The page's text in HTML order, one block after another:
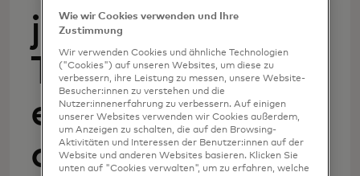
jeder Größe,
Transaktionen
effizienter
durchzuführen
Wie wir Cookies verwenden und Ihre
Zustimmung
Wir verwenden Cookies und ähnliche Technologien
("Cookies") auf unseren Websites, um diese zu
verbessern, ihre Leistung zu messen, unsere Website-
Besucher:innen zu verstehen und die
Nutzer:innenerfahrung zu verbessern. Auf einigen
unserer Websites verwenden wir Cookies außerdem,
um Anzeigen zu schalten, die auf den Browsing-
Aktivitäten und Interessen der Benutzer:innen auf der
Website und anderen Websites basieren. Klicken Sie
unten auf "Cookies verwalten", um zu erfahren, welche